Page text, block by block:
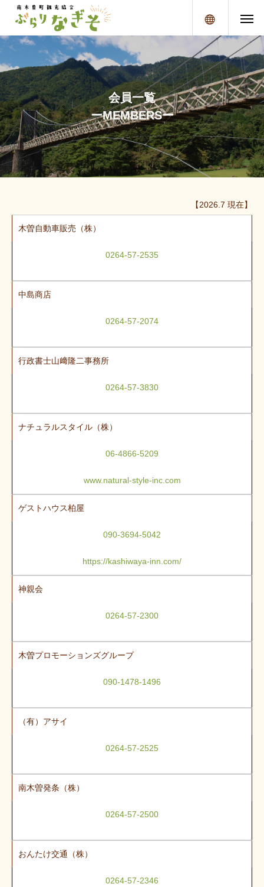
メニュー
会員一覧
ーMEMBERSー
【2026.7 現在】
木曽自動車販売（株）
0264-57-2535
中島商店
0264-57-2074
行政書士山﨑隆二事務所
0264-57-3830
ナチュラルスタイル（株）
06-4866-5209
www.natural-style-inc.com
ゲストハウス柏屋
090-3694-5042
https://kashiwaya-inn.com/
神親会
0264-57-2300
木曽プロモーションズグループ
090-1478-1496
（有）アサイ
0264-57-2525
南木曽発条（株）
0264-57-2500
おんたけ交通（株）
0264-57-2346